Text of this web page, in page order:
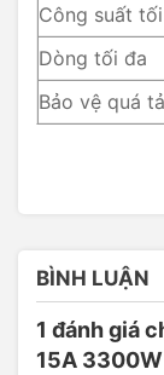
Công suất
Dòng tối đa
Bảo vệ quá
BÌNH LUẬN
1 đánh giá
15A